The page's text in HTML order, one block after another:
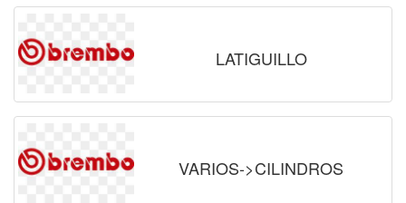
LATIGUILLO
VARIOS->CILINDROS